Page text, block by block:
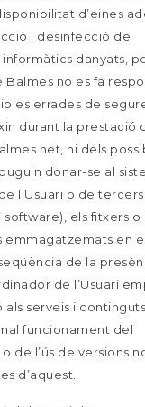
d’eines
i desinfecció de
danyats,
Balmes no es fa
errades de
durant la prestació
ni dels
donar-se al
l’Usuari o de tercers
software), els fitxers o
emmagatzemats en
de la
de l’Usuari
als serveis i
funcionament del
de l’ús de versions
d’aquest.